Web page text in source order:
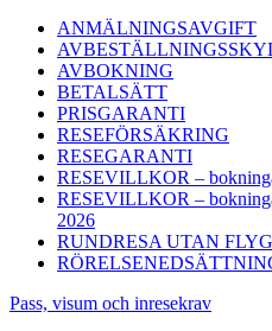
ANMÄLNINGSAVGIFT
AVBOKNING
BETALSÄTT
PRISGARANTI
RESEFÖRSÄKRING
RESEGARANTI
RESEVILLKOR –
RESEVILLKOR –
2026
RUNDRESA UTAN FLYG
Pass, visum och inresekrav